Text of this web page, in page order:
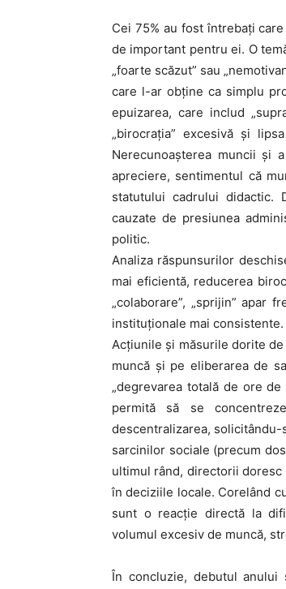
Cei 75% au fost întrebați
de important pentru ei. O
„foarte scăzut” sau
care l-ar obține ca simplu
epuizarea, care includ
„birocrația” excesivă și
Nerecunoașterea muncii și
apreciere, sentimentul că
statutului cadrului didactic.
cauzate de presiunea
politic.
Analiza răspunsurilor
mai eficientă, reducerea
„colaborare”, „sprijin” apar
instituționale mai consistente.
Acțiunile și măsurile dorite
muncă și pe eliberarea de
„degrevarea totală de ore
permită să se
descentralizarea,
sarcinilor sociale (precum
ultimul rând, directorii doresc
în deciziile locale. Corelând
sunt o reacție directă la
volumul excesiv de muncă,
În concluzie, debutul anului